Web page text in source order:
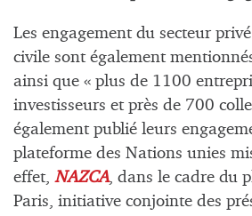
Les engagement du secteur
civile sont également
ainsi que « plus de 1100
investisseurs et près de 700
également publié leurs
plateforme des Nations unies
effet, NAZCA, dans le cadre du
Paris, initiative conjointe des